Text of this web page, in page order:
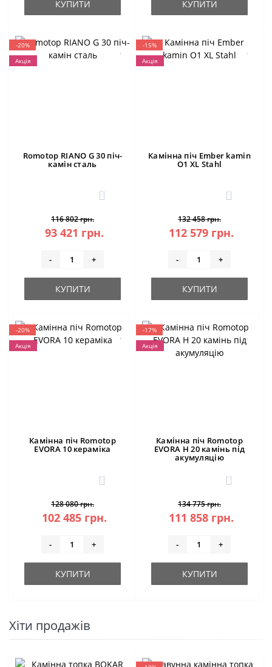
КУПИТИ КУПИТИ
-20%
Акція
Romotop RIANO G 30 піч-
камін сталь
3
116 802 грн.
93 421 грн.
- +
КУПИТИ
-15%
Акція
Камінна піч Ember kamin
O1 XL Stahl
0
132 458 грн.
112 579 грн.
- +
КУПИТИ
-20%
Акція
Камінна піч Romotop
EVORA 10 кераміка
1
128 080 грн.
102 485 грн.
- +
КУПИТИ
-17%
Акція
Камінна піч Romotop
EVORA H 20 камінь під
акумуляцію
1
134 775 грн.
111 858 грн.
- +
КУПИТИ
Хіти продажів